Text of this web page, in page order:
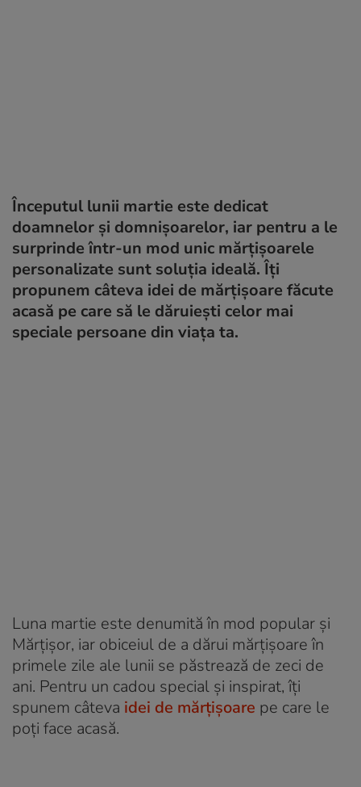
Începutul lunii martie este dedicat
doamnelor și domnișoarelor, iar pentru a le
surprinde într-un mod unic mărțișoarele
personalizate sunt soluția ideală. Îți
propunem câteva idei de mărțișoare făcute
acasă pe care să le dăruiești celor mai
speciale persoane din viața ta.
Luna martie este denumită în mod popular și
Mărțișor, iar obiceiul de a dărui mărțișoare în
primele zile ale lunii se păstrează de zeci de
ani. Pentru un cadou special și inspirat, îți
spunem câteva idei de mărțișoare pe care le
poți face acasă.